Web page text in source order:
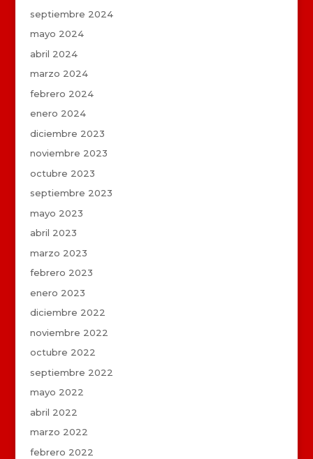
septiembre 2024
mayo 2024
abril 2024
marzo 2024
febrero 2024
enero 2024
diciembre 2023
noviembre 2023
octubre 2023
septiembre 2023
mayo 2023
abril 2023
marzo 2023
febrero 2023
enero 2023
diciembre 2022
noviembre 2022
octubre 2022
septiembre 2022
mayo 2022
abril 2022
marzo 2022
febrero 2022